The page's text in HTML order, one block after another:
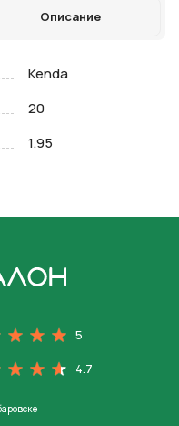
Описание
Kenda
20
1.95
5
4.7